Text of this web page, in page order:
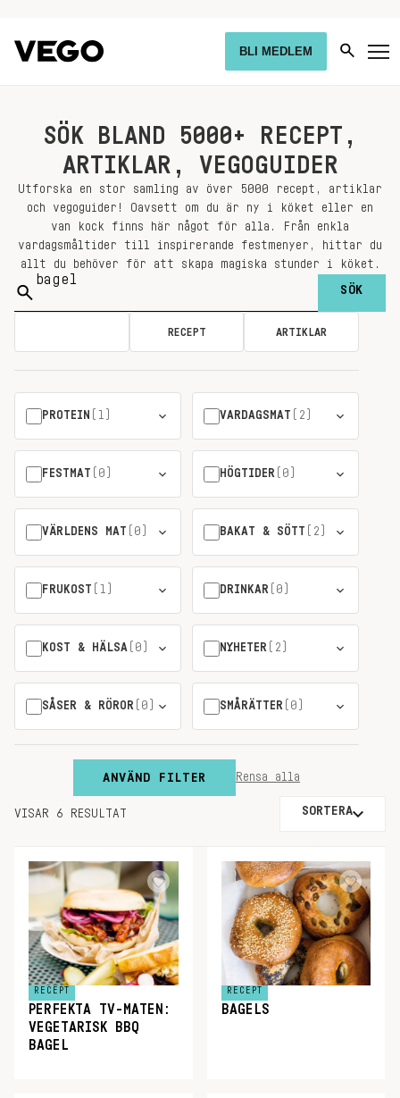
BLI MEDLEM
SÖK BLAND 5000+ RECEPT,
ARTIKLAR, VEGOGUIDER
Utforska en stor samling av över 5000 recept, artiklar
och vegoguider! Oavsett om du är ny i köket eller en
van kock finns här något för alla. Från enkla
vardagsmåltider till inspirerande festmenyer, hittar du
allt du behöver för att skapa magiska stunder i köket.
Sök
på:
RECEPT ARTIKLAR
PROTEIN (1) VARDAGSMAT (2)
FESTMAT (0) HÖGTIDER (0)
VÄRLDENS MAT (0) BAKAT & SÖTT (2)
FRUKOST (1) DRINKAR (0)
KOST & HÄLSA (0) NYHETER (2)
SÅSER & RÖROR (0) SMÅRÄTTER (0)
ANVÄND FILTER Rensa alla
VISAR 6 RESULTAT SORTERA
RECEPT
PERFEKTA TV-MATEN:
VEGETARISK BBQ
BAGEL
RECEPT
BAGELS